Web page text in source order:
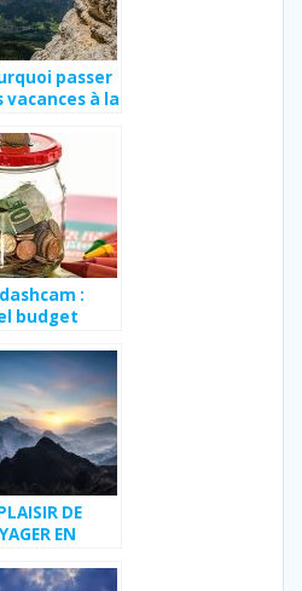
passer
vacances à la
:
budget
?
DE
EN